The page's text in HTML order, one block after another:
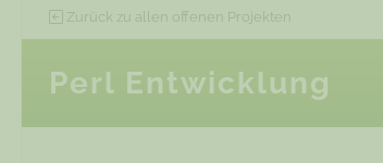
Zurück zu allen offenen Projekten
Perl Entwicklung